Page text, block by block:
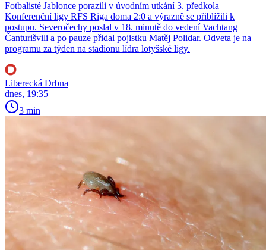
Fotbalisté Jablonce porazili v úvodním utkání 3. předkola
Konferenční ligy RFS Riga doma 2:0 a výrazně se přiblížili k
postupu. Severočechy poslal v 18. minutě do vedení Vachtang
Čanturišvili a po pauze přidal pojistku Matěj Polidar. Odveta je na
programu za týden na stadionu lídra lotyšské ligy.
Liberecká Drbna
dnes, 19:35
3 min